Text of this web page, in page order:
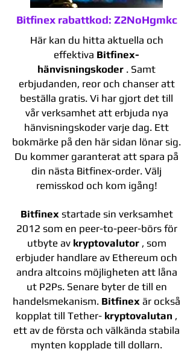
Bitfinex rabattkod: Z2NoHgmkc
Här kan du hitta aktuella och
effektiva Bitfinex-
hänvisningskoder . Samt
erbjudanden, reor och chanser att
beställa gratis. Vi har gjort det till
vår verksamhet att erbjuda nya
hänvisningskoder varje dag. Ett
bokmärke på den här sidan lönar sig.
Du kommer garanterat att spara på
din nästa Bitfinex-order. Välj
remisskod och kom igång!
Bitfinexstartade sin verksamhet
2012 som en peer-to-peer-börs för
utbyte av kryptovalutor, som
erbjuder handlare av Ethereum och
andra altcoins möjligheten att låna
ut P2Ps. Senare byter de till en
handelsmekanism. Bitfinex är också
kopplat till Tether- kryptovalutan ,
ett av de första och välkända stabila
mynten kopplade till dollarn.